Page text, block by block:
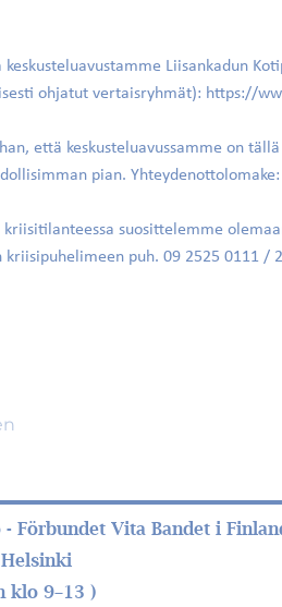
keskusteluavustamme Liisankadun
ohjatut vertaisryhmät): https://
että keskusteluavussamme on
pian. Yhteydenottolomake:
kriisitilanteessa suosittelemme
kriisipuhelimeen puh. 09 2525 0111 /
Förbundet Vita Bandet i
klo 9–13 )